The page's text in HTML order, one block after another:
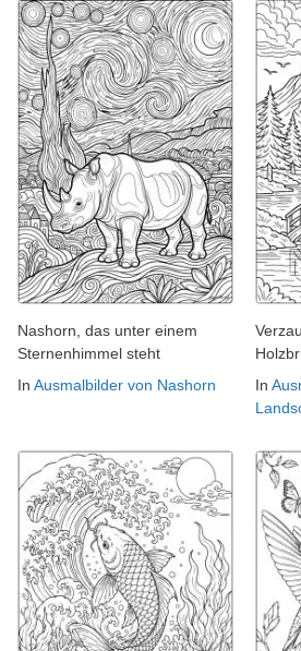
Nashorn, das unter einem
Sternenhimmel steht
In Ausmalbilder von Nashorn
In